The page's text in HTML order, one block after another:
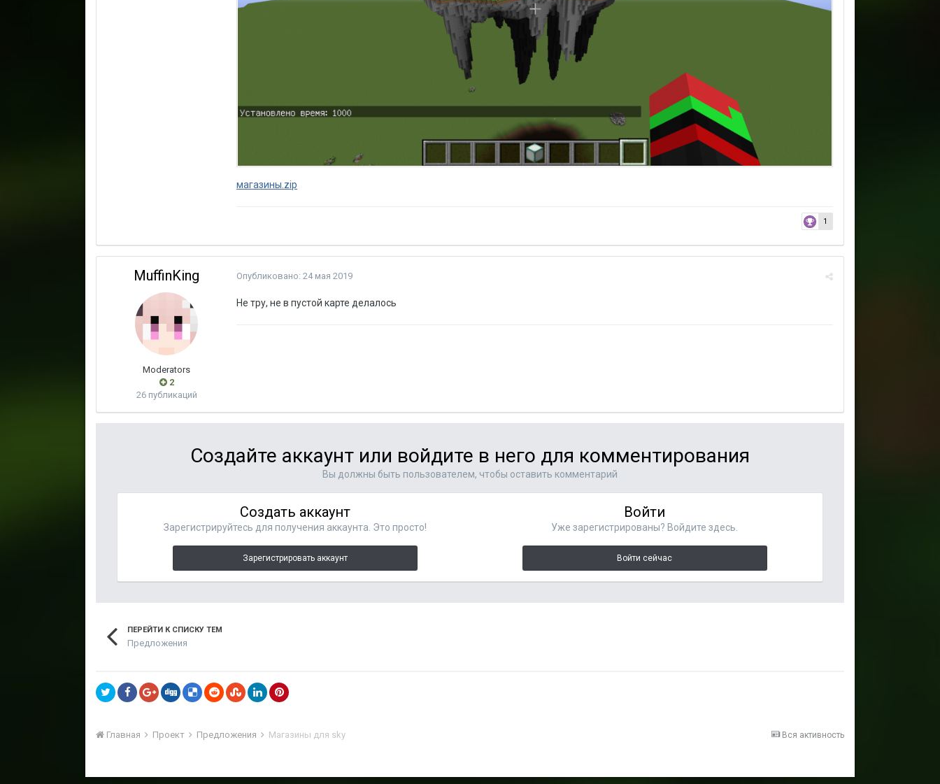
магазины.zip
1
MuffinKing
Moderators
2
26 публикаций
Опубликовано: 24 мая 2019
Не тру, не в пустой карте делалось
Создайте аккаунт или войдите в него для комментирования
Вы должны быть пользователем, чтобы оставить комментарий
Создать аккаунт
Зарегистрируйтесь для получения аккаунта. Это просто!
Зарегистрировать аккаунт
Войти
Уже зарегистрированы? Войдите здесь.
Войти сейчас
ПЕРЕЙТИ К СПИСКУ ТЕМ
Предложения
Вся активность
Главная Проект Предложения Магазины для sky